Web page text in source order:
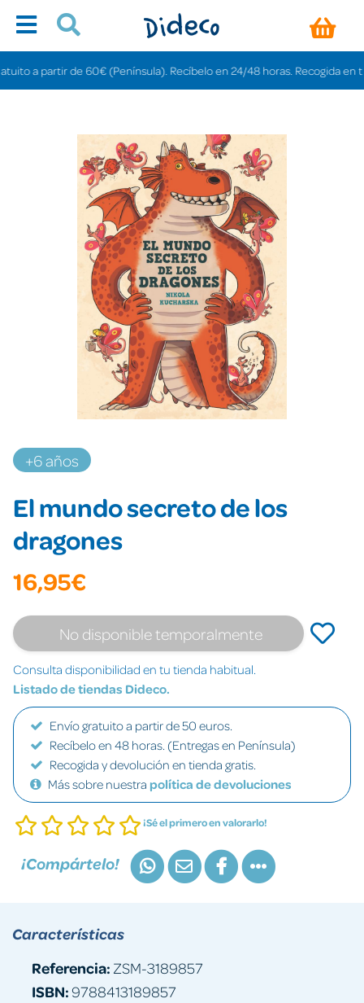
a partir de 60€ (Península). Recíbelo en 24/48 horas. Recogida en
+6 años
El mundo secreto de los
dragones
16,95€
No disponible temporalmente
Consulta disponibilidad en tu tienda habitual.
Listado de tiendas Dideco.
Envío gratuito a partir de 50 euros.
Recíbelo en 48 horas. (Entregas en Península)
Recogida y devolución en tienda gratis.
Más sobre nuestra política de devoluciones
¡Sé el primero en valorarlo!
¡Compártelo!
Características
Referencia: ZSM-3189857
ISBN:9788413189857